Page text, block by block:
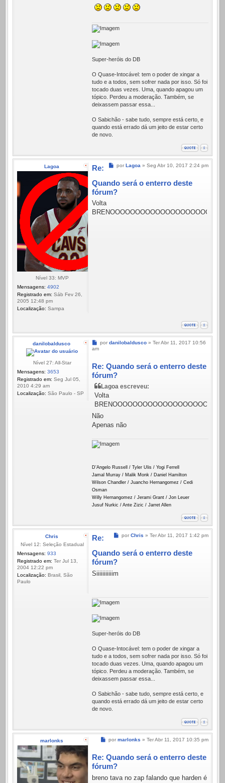
Super-heróis do DB
O Quase-Intocável: tem o poder de xingar a
tudo e a todos, sem sofrer nada por isso. Só foi
tocado duas vezes. Uma, quando apagou um
tópico. Perdeu a moderação. Também, se
deixassem passar essa...
O Sabichão - sabe tudo, sempre está certo, e
quando está errado dá um jeito de estar certo
de novo.
Lagoa
Nível 33: MVP
Mensagens: 4902
Registrado em: Sáb Fev 26,
2005 12:48 pm
Localização: Sampa
Mensagem
por Lagoa » Seg Abr 10, 2017 2:24 pm
Re:
Quando será o enterro deste
fórum?
Volta
BRENOOOOOOOOOOOOOOOOOOOO
danilobaldusco
Nível 27: All-Star
Mensagens: 3653
Registrado em: Seg Jul 05,
2010 4:29 am
Localização: São Paulo - SP
Mensagem
por danilobaldusco» Ter Abr 11, 2017 10:56
am
Re: Quando será o enterro deste
fórum?
Lagoa escreveu:
Volta
BRENOOOOOOOOOOOOOOOOOOOO
Não
Apenas não
D'Angelo Russell / Tyler Ulis / Yogi Ferrell
Jamal Murray / Malik Monk / Daniel Hamilton
Wilson Chandler / Juancho Hernangomez / Cedi
Osman
Willy Hernangomez / Jerami Grant / Jon Leuer
Jusuf Nurkic / Ante Zizic / Jarret Allen
Chris
Nível 12: Seleção Estadual
Mensagens: 933
Registrado em: Ter Jul 13,
2004 12:22 pm
Localização: Brasil, São
Paulo
Mensagem
por Chris » Ter Abr 11, 2017 1:42 pm
Re:
Quando será o enterro deste
fórum?
Siiiiiiiiiiim
Super-heróis do DB
O Quase-Intocável: tem o poder de xingar a
tudo e a todos, sem sofrer nada por isso. Só foi
tocado duas vezes. Uma, quando apagou um
tópico. Perdeu a moderação. Também, se
deixassem passar essa...
O Sabichão - sabe tudo, sempre está certo, e
quando está errado dá um jeito de estar certo
de novo.
marlonks Mensagem
por marlonks » Ter Abr 11, 2017 10:35 pm
Re: Quando será o enterro deste
fórum?
breno tava no zap falando que harden é